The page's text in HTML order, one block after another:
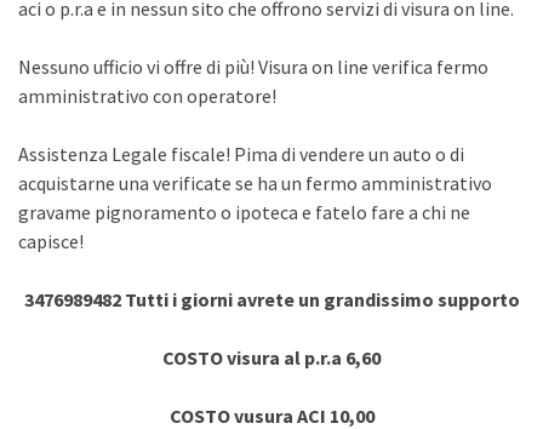
aci o p.r.a e in nessun sito che offrono servizi di visura on line.
Nessuno ufficio vi offre di più! Visura on line verifica fermo
amministrativo con operatore!
Assistenza Legale fiscale! Pima di vendere un auto o di
acquistarne una verificate se ha un fermo amministrativo
gravame pignoramento o ipoteca e fatelo fare a chi ne
capisce!
3476989482 Tutti i giorni avrete un grandissimo supporto
COSTO visura al p.r.a 6,60
COSTO vusura ACI 10,00